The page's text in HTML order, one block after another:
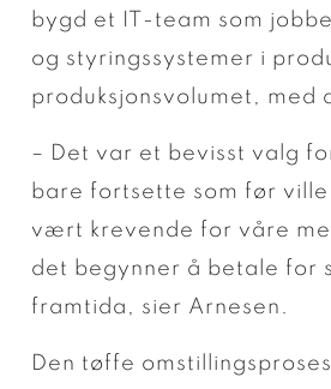
bygd et IT-team som
og styringssystemer i
produksjonsvolumet, med
– Det var et bevisst valg
bare fortsette som før
vært krevende for våre
det begynner å betale for
framtida, sier Arnesen.
Den tøffe